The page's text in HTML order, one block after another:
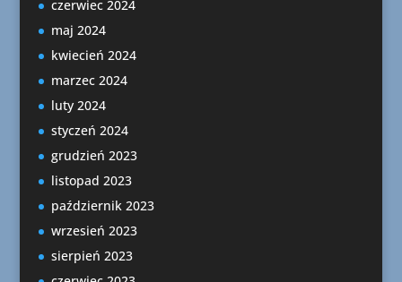
czerwiec 2024
maj 2024
kwiecień 2024
marzec 2024
luty 2024
styczeń 2024
grudzień 2023
listopad 2023
październik 2023
wrzesień 2023
sierpień 2023